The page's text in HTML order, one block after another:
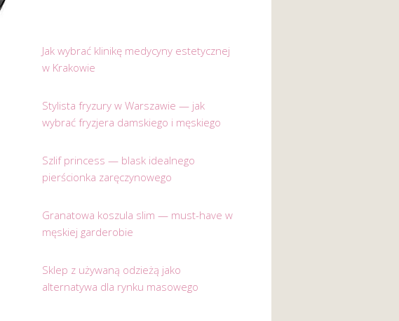
Jak wybrać klinikę medycyny estetycznej
w Krakowie
Stylista fryzury w Warszawie — jak
wybrać fryzjera damskiego i męskiego
Szlif princess — blask idealnego
pierścionka zaręczynowego
Granatowa koszula slim — must-have w
męskiej garderobie
Sklep z używaną odzieżą jako
alternatywa dla rynku masowego